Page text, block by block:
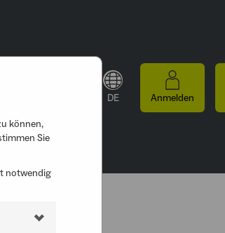
können,
Sie
notwendig
DE Anmelden